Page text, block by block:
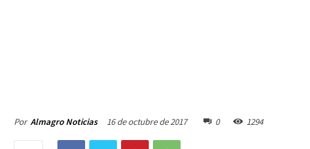
Por Almagro Noticias 16 de octubre de 2017 0 1294